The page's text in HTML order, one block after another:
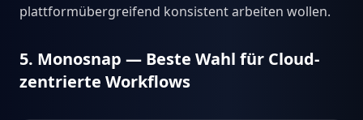
plattformübergreifend konsistent arbeiten wollen.
5. Monosnap — Beste Wahl für Cloud-
zentrierte Workflows